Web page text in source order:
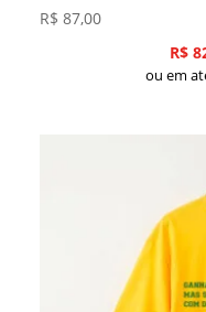
R$ 87,00
R$
ou em